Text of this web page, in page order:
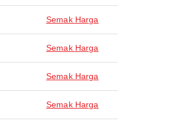
Semak Harga
Semak Harga
Semak Harga
Semak Harga